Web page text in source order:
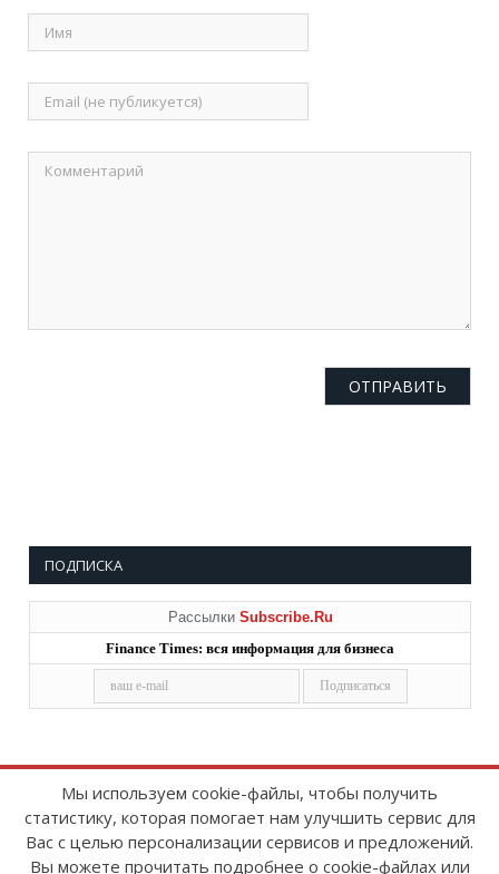
ПОДПИСКА
Рассылки Subscribe.Ru
Finance Times: вся информация для бизнеса
Copyright © 2008-2026FinanceTimes
Зарегистрировано в Роскомнадзоре
Мы используем cookie-файлы, чтобы получить
статистику, которая помогает нам улучшить сервис для
Вас с целью персонализации сервисов и предложений.
Вы можете прочитать подробнее о cookie-файлах или